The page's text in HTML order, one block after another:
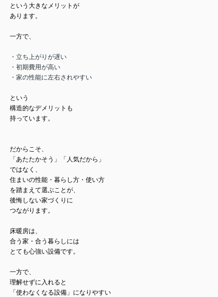
という大きなメリットが
あります。
一方で、
・立ち上がりが遅い
・初期費用が高い
・家の性能に左右されやすい
という
構造的なデメリット も
持っています。
だからこそ、
「あたたかそう」
「人気だから」
ではなく、
住まいの性能・暮らし方・使い方
を踏まえて選ぶことが、
後悔しない家づくりに
つながります。
床暖房は、
合う家・合う暮らしには
とても心強い設備です。
一方で、
理解せずに入れると
「使わなくなる設備」になりやすい